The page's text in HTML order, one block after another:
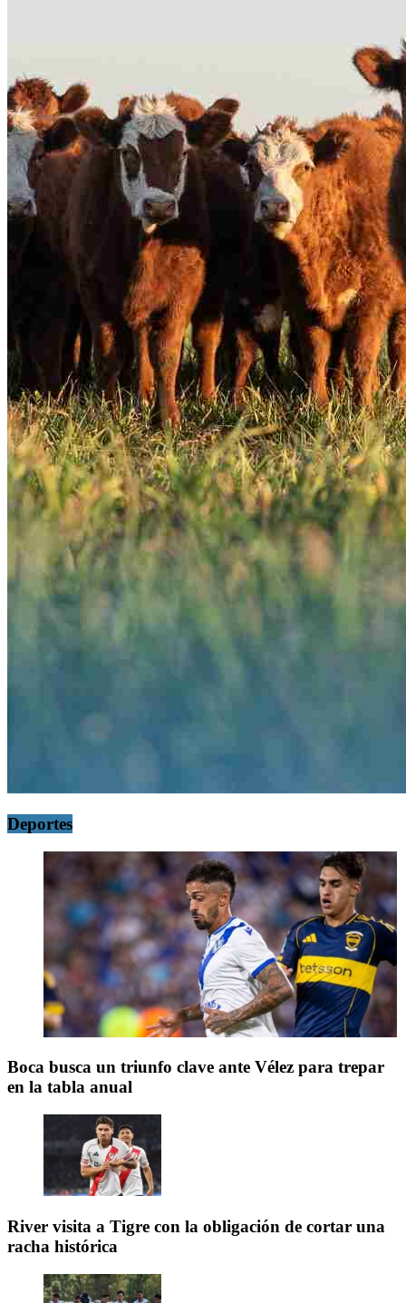
Deportes
Boca busca un triunfo clave ante Vélez para trepar
en la tabla anual
River visita a Tigre con la obligación de cortar una
racha histórica